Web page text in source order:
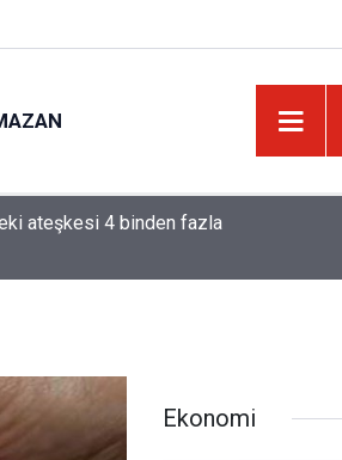
ateşkesi 4 binden fazla
Ekonomi